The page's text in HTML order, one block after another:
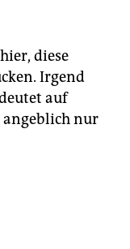
diese
Irgend
auf
angeblich nur